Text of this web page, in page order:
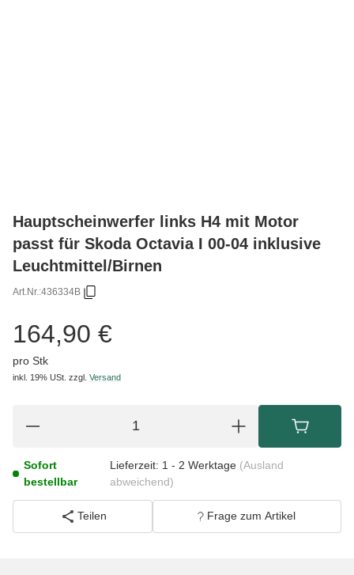
Hauptscheinwerfer links H4 mit Motor
passt für Skoda Octavia I 00-04 inklusive
Leuchtmittel/Birnen
Art.Nr.:436334B
164,90 €
pro Stk
inkl. 19% USt. zzgl. Versand
Sofort
bestellbar
Lieferzeit: 1 - 2 Werktage (Ausland
abweichend)
Teilen Frage zum Artikel